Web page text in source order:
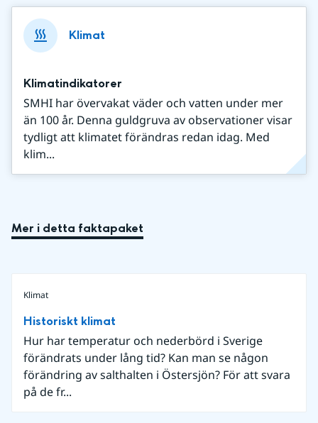
Klimat
Klimatindikatorer
SMHI har övervakat väder och vatten under mer
än 100 år. Denna guldgruva av observationer visar
tydligt att klimatet förändras redan idag. Med
klim...
Mer i detta faktapaket
Klimat
Historiskt klimat
Hur har temperatur och nederbörd i Sverige
förändrats under lång tid? Kan man se någon
förändring av salthalten i Östersjön? För att svara
på de fr...